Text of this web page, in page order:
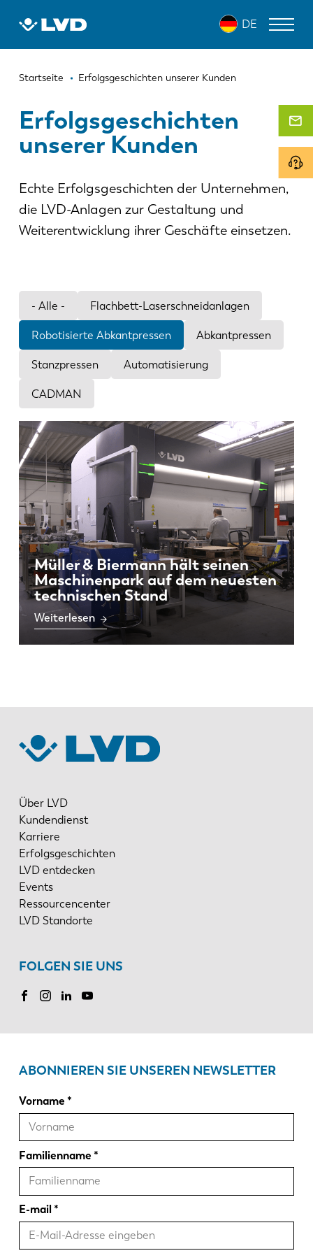
zum
DE
Pfadnavigation
Startseite Erfolgsgeschichten unserer Kunden
Erfolgsgeschichten
unserer Kunden
Echte Erfolgsgeschichten der Unternehmen,
die LVD-Anlagen zur Gestaltung und
Weiterentwicklung ihrer Geschäfte einsetzen.
- Alle - Flachbett-Laserschneidanlagen
Robotisierte Abkantpressen Abkantpressen
Stanzpressen Automatisierung
CADMAN
Müller & Biermann hält seinen
Maschinenpark auf dem neuesten
technischen Stand
Weiterlesen
Über LVD
Kundendienst
Karriere
Erfolgsgeschichten
LVD entdecken
Events
Ressourcencenter
LVD Standorte
FOLGEN SIE UNS
ES
PL
KO
ABONNIEREN SIE UNSEREN NEWSLETTER
Vorname
Familienname
E-mail
LASERSCHNEIDANLAGEN
ABKANTPRESSEN
SCHWENKBIEGEZENTRUM
TAFELSCHEREN
SOFTWARE
Über LVD
News
LVD entdecken
Erfolgsgeschichten
Events
Ressourcencenter
Branchen & Lösungen
Karriere
Kontakt